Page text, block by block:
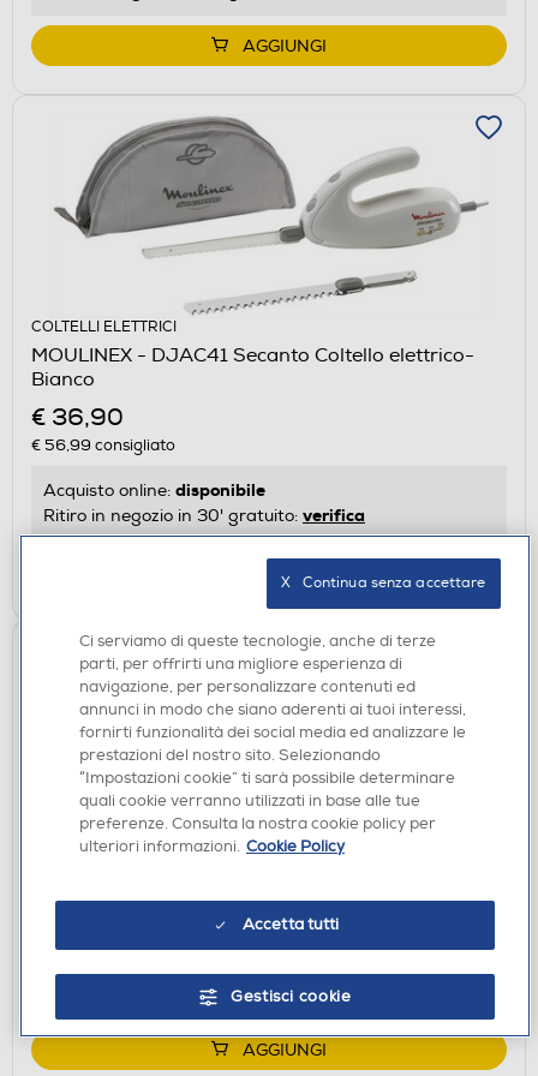
AGGIUNGI
COLTELLI ELETTRICI
MOULINEX - DJAC41 Secanto Coltello elettrico-
Bianco
€ 36,90
€ 56,99 consigliato
Acquisto online: disponibile
Ritiro in negozio in 30' gratuito: verifica
ACCESSORI CUCINA
Acquisto online:disponibile
Ritiro in negozio in 30' gratuito:verifica
AGGIUNGI
Ci serviamo di queste tecnologie, anche di terze
parti, per offrirti una migliore esperienza di
navigazione, per personalizzare contenuti ed
annunci in modo che siano aderenti ai tuoi interessi,
fornirti funzionalità dei social media ed analizzare le
prestazioni del nostro sito. Selezionando
“Impostazioni cookie” ti sarà possibile determinare
quali cookie verranno utilizzati in base alle tue
preferenze. Consulta la nostra cookie policy per
ulteriori informazioni. Cookie Policy
Accetta tutti
Gestisci cookie
X   Continua senza accettare